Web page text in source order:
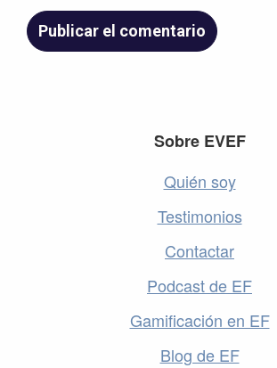
Sobre EVEF
Quién soy
Testimonios
Contactar
Podcast de EF
Gamificación en EF
Blog de EF